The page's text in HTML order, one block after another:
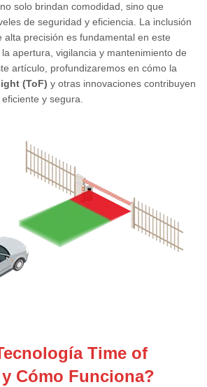
no solo brindan comodidad, sino que
de seguridad y eficiencia. La inclusión
alta precisión es fundamental en este
apertura, vigilancia y mantenimiento de
artículo, profundizaremos en cómo la
(ToF) y otras innovaciones contribuyen
y segura.
Time of
Cómo Funciona?